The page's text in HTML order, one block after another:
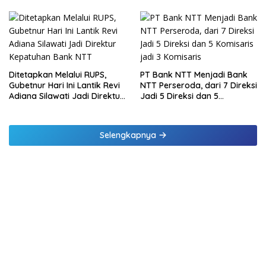
di Lampung dan Tinjau
Samsat Rajabasa
Ditetapkan Melalui RUPS,
Gubetnur Hari Ini Lantik Revi
Adiana Silawati Jadi Direktur
PT Bank NTT Menjadi Bank
NTT Perseroda, dari 7 Direksi
Jadi 5 Direksi dan 5
Selengkapnya